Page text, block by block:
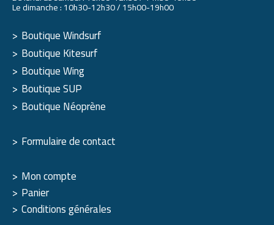
Le dimanche : 10h30-12h30 / 15h00-19h00
Boutique Windsurf
Boutique Kitesurf
Boutique Wing
Boutique SUP
Boutique Néoprène
Formulaire de contact
Mon compte
Panier
Conditions générales